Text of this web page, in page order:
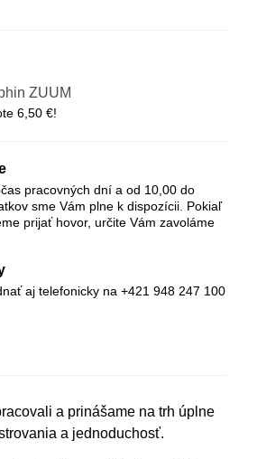
ZUUM
6,50 €!
pracovných dní a od 10,00 do
sme Vám plne k dispozícii. Pokiaľ
prijať hovor, určite Vám zavoláme
aj telefonicky na +421 948 247 100
a prinášame na trh úplne
a jednoduchosť.